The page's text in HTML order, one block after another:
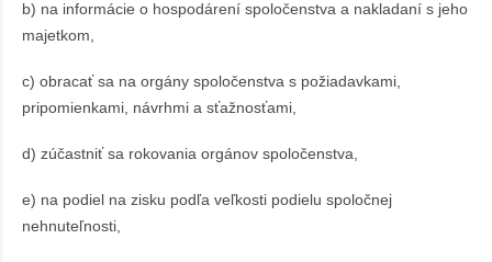
b) na informácie o hospodárení spoločenstva a nakladaní s jeho
majetkom,
c) obracať sa na orgány spoločenstva s požiadavkami,
pripomienkami, návrhmi a sťažnosťami,
d) zúčastniť sa rokovania orgánov spoločenstva,
e) na podiel na zisku podľa veľkosti podielu spoločnej
nehnuteľnosti,